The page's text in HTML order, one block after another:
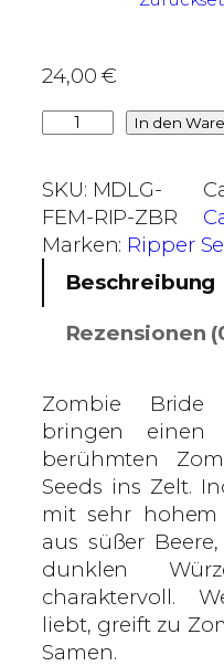
,
24,00€
m
b
i
e
e
–
R
i
p
p
e
r
S
e
In den
SKU: MDLG-
FEM-RIP-ZBR
Marken: Ripper
Beschreibung
Rezensionen
Zombie Bride
bringen einen
berühmten
Seeds ins Zelt.
mit sehr
aus süßer
dunklen
charaktervoll.
liebt, greift zu
Samen.